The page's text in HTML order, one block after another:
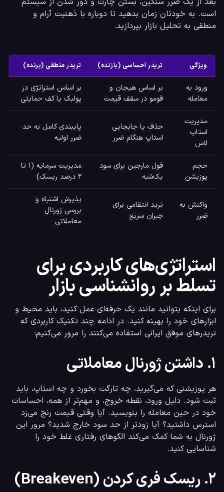
منطقی به تحلیل بازار بپردازید.
ویژگی تریدر احساسی (بازنده) تریدر منطقی (برنده)
ورود به
معامله
بر اساس هیجان و
فومو در سقف قیمت
بر اساس استراتژی در
پولبک یا کف حمایتی
مدیریت
استاپ
لاس
حذف یا جابجایی
استاپ هنگام ضرر
پایبندی کامل به حد
ضرر اولیه
حجم
پوزیشن
فول مارجین برای سود
یک‌شبه
مدیریت سرمایه (۱ تا
۲ درصد ریسک)
واکنش به
ضرر
ترید انتقامی برای
جبران سریع
پذیرش اشتباه و
بررسی ژورنال
معاملاتی
استراتژی‌های کاربردی برای
تسلط بر روانشناسی بازار
تریدرهای موفق ایرانی استفاده می‌کنند را مرور می‌کنیم:
۱. داشتن ژورنال معاملاتی
شناسایی کنید.
۲. ریسک فری کردن (Breakeven)